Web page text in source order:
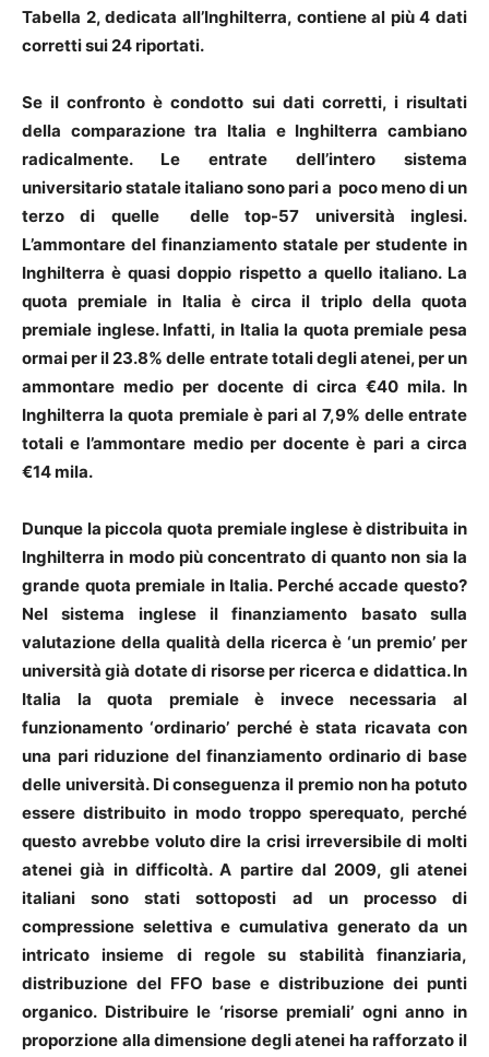
Tabella 2, dedicata all’Inghilterra, contiene al più 4 dati
corretti sui 24 riportati.
Se il confronto è condotto sui dati corretti, i risultati
della comparazione tra Italia e Inghilterra cambiano
radicalmente. Le entrate dell’intero sistema
universitario statale italiano sono pari a poco meno di un
terzo di quelle delle top-57 università inglesi.
L’ammontare del finanziamento statale per studente in
Inghilterra è quasi doppio rispetto a quello italiano. La
quota premiale in Italia è circa il triplo della quota
premiale inglese. Infatti, in Italia la quota premiale pesa
ormai per il 23.8% delle entrate totali degli atenei, per un
ammontare medio per docente di circa €40 mila. In
Inghilterra la quota premiale è pari al 7,9% delle entrate
totali e l’ammontare medio per docente è pari a circa
€14 mila.
Dunque la piccola quota premiale inglese è distribuita in
Inghilterra in modo più concentrato di quanto non sia la
grande quota premiale in Italia. Perché accade questo?
Nel sistema inglese il finanziamento basato sulla
valutazione della qualità della ricerca è ‘un premio’ per
università già dotate di risorse per ricerca e didattica. In
Italia la quota premiale è invece necessaria al
funzionamento ‘ordinario’ perché è stata ricavata con
una pari riduzione del finanziamento ordinario di base
delle università. Di conseguenza il premio non ha potuto
essere distribuito in modo troppo sperequato, perché
questo avrebbe voluto dire la crisi irreversibile di molti
atenei già in difficoltà. A partire dal 2009, gli atenei
italiani sono stati sottoposti ad un processo di
compressione selettiva e cumulativa generato da un
intricato insieme di regole su stabilità finanziaria,
distribuzione del FFO base e distribuzione dei punti
organico. Distribuire le ‘risorse premiali’ ogni anno in
proporzione alla dimensione degli atenei ha rafforzato il